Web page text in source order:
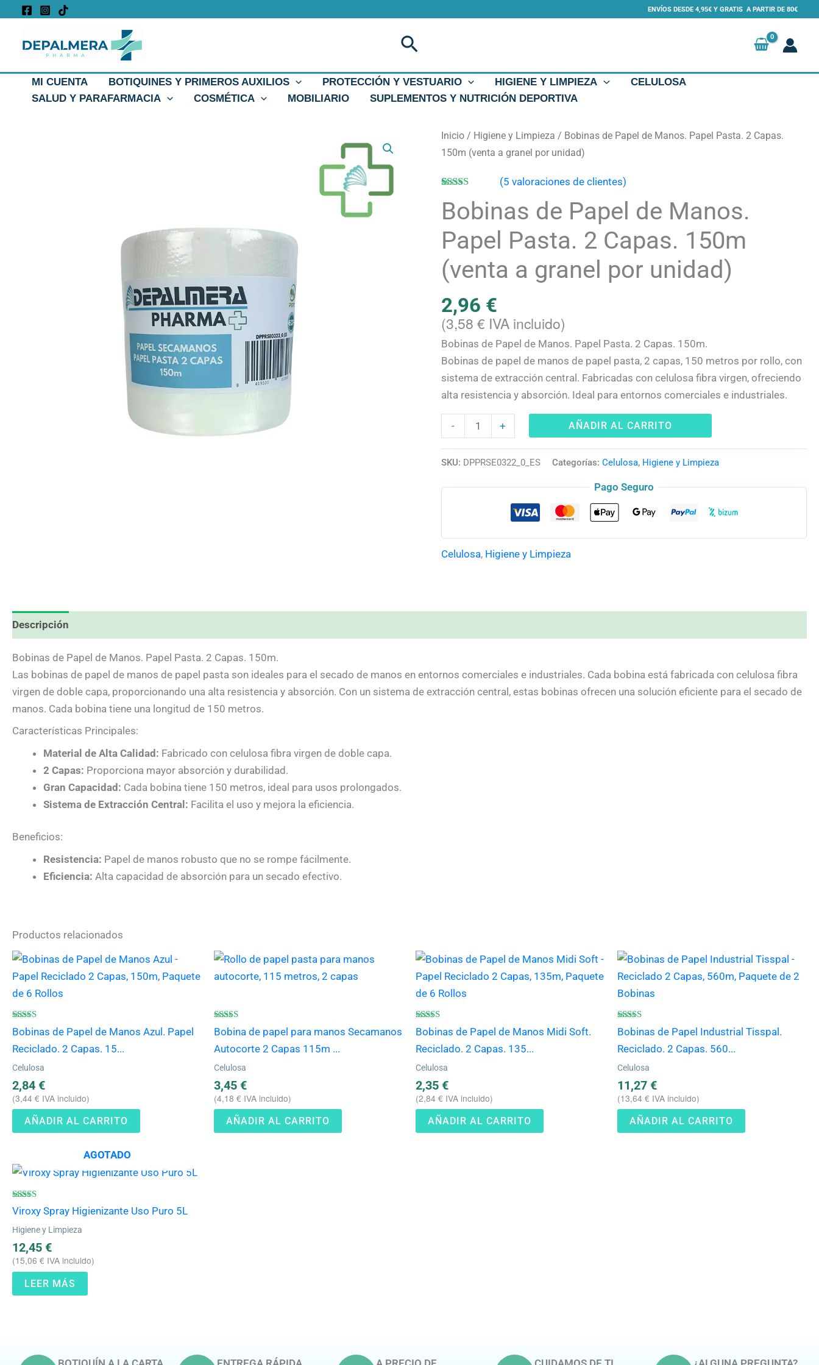
contenido
ENVÍOS DESDE 4,95€ Y GRATIS A PARTIR DE 80€
Buscar
MI CUENTA BOTIQUINES Y PRIMEROS AUXILIOS PROTECCIÓN Y VESTUARIO HIGIENE Y LIMPIEZA
CELULOSA
SALUD Y PARAFARMACIA
COSMÉTICA MOBILIARIO SUPLEMENTOS Y NUTRICIÓN DEPORTIVA
Inicio / Higiene y Limpieza / Bobinas de Papel de Manos. Papel Pasta. 2 Capas.
150m (venta a granel por unidad)
con4.80de
5 en base a
de clientes
(5 valoraciones de clientes)
Bobinas de Papel de Manos.
Papel Pasta. 2 Capas. 150m
(venta a granel por unidad)
2,96 €
(3,58€ IVA incluido)
Bobinas de Papel de Manos. Papel Pasta. 2 Capas. 150m.
Bobinas de papel de manos de papel pasta, 2 capas, 150 metros por rollo, con
sistema de extracción central. Fabricadas con celulosa fibra virgen, ofreciendo
alta resistencia y absorción. Ideal para entornos comerciales e industriales.
-
Bobinas
de
de
Manos.
Papel
Pasta.
Capas.
(venta
a
granel
por
unidad)
cantidad
+ AÑADIR AL CARRITO
SKU: DPPRSE0322_0_ES Categorías:Celulosa, Higiene y Limpieza
Pago Seguro
Celulosa, Higiene y Limpieza
Descripción
Bobinas de Papel de Manos. Papel Pasta. 2 Capas. 150m.
Las bobinas de papel de manos de papel pasta son ideales para el secado de manos en entornos comerciales e industriales. Cada bobina está fabricada con celulosa fibra
virgen de doble capa, proporcionando una alta resistencia y absorción. Con un sistema de extracción central, estas bobinas ofrecen una solución eficiente para el secado de
manos. Cada bobina tiene una longitud de 150 metros.
Características Principales:
Material de Alta Calidad: Fabricado con celulosa fibra virgen de doble capa.
2 Capas: Proporciona mayor absorción y durabilidad.
Gran Capacidad: Cada bobina tiene 150 metros, ideal para usos prolongados.
Sistema de Extracción Central: Facilita el uso y mejora la eficiencia.
Beneficios:
Resistencia: Papel de manos robusto que no se rompe fácilmente.
Eficiencia: Alta capacidad de absorción para un secado efectivo.
Productos relacionados
Valorado
con
4.57
de 5
Bobinas de Papel de Manos Azul. Papel
Reciclado. 2 Capas. 15...
Celulosa
2,84 €
(3,44 € IVA incluido)
AÑADIR AL CARRITO
Valorado
con
4.50
de 5
Bobina de papel para manos Secamanos
Autocorte 2 Capas 115m ...
Celulosa
3,45 €
(4,18 € IVA incluido)
AÑADIR AL CARRITO
Valorado
con
4.60
de 5
Bobinas de Papel de Manos Midi Soft.
Reciclado. 2 Capas. 135...
Celulosa
2,35 €
(2,84 € IVA incluido)
AÑADIR AL CARRITO
Valorado
con
4.67
de 5
Bobinas de Papel Industrial Tisspal.
Reciclado. 2 Capas. 560...
Celulosa
11,27 €
(13,64 € IVA incluido)
AÑADIR AL CARRITO
AGOTADO
Valorado
con
4.50
de 5
Viroxy Spray Higienizante Uso Puro 5L
Higiene y Limpieza
12,45 €
(15,06 € IVA incluido)
LEER MÁS